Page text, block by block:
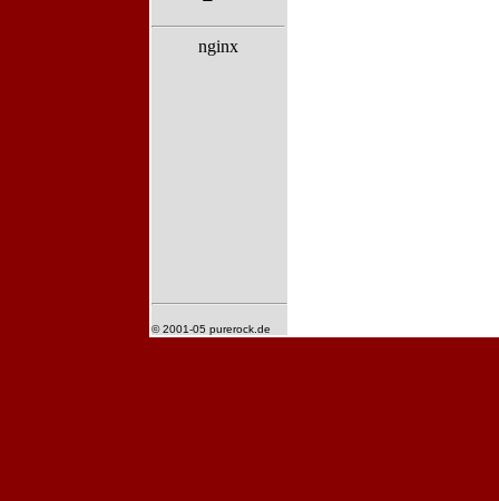
© 2001-05 purerock.de